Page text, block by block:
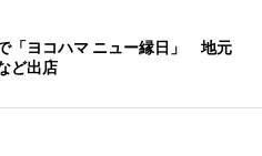
「ヨコハマ ニュー縁日」 地元
ど出店